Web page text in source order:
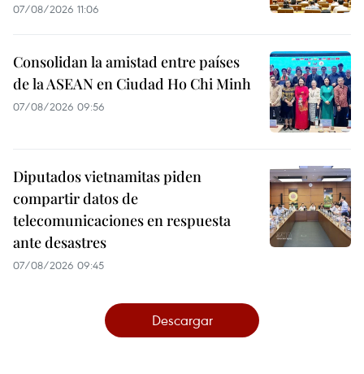
07/08/2026 11:06
Consolidan la amistad entre países
de la ASEAN en Ciudad Ho Chi Minh
07/08/2026 09:56
Diputados vietnamitas piden
compartir datos de
telecomunicaciones en respuesta
ante desastres
07/08/2026 09:45
Descargar